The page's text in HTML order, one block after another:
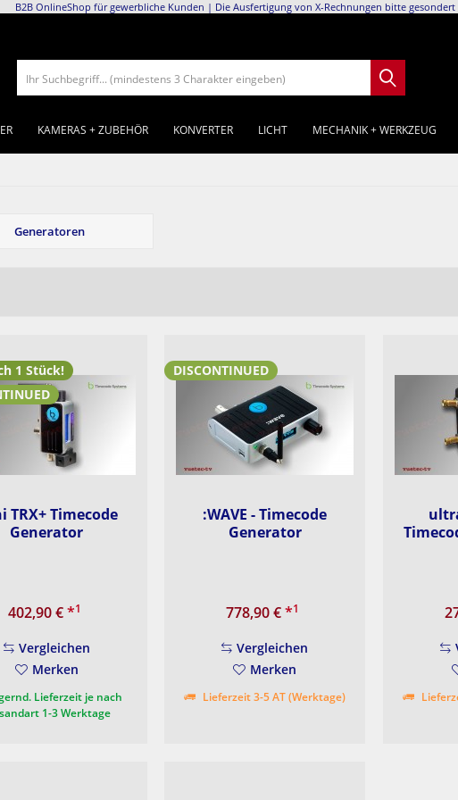
B2B OnlineShop für gewerbliche Kunden | Die Ausfertigung von X-Rechnungen bitte gesondert
Ihr Suchbegriff... (mindestens 3 Charakter eingeben)
KAMERAS + ZUBEHÖR KONVERTER LICHT MECHANIK + WERKZEUG
Generatoren
1 Stück!
TRX+ Timecode
Generator
402,90 €*1
Vergleichen
Merken
Lieferzeit je nach
1-3 Werktage
DISCONTINUED
:WAVE - Timecode
Generator
778,90 €*1
Vergleichen
Merken
Lieferzeit 3-5 AT (Werktage)